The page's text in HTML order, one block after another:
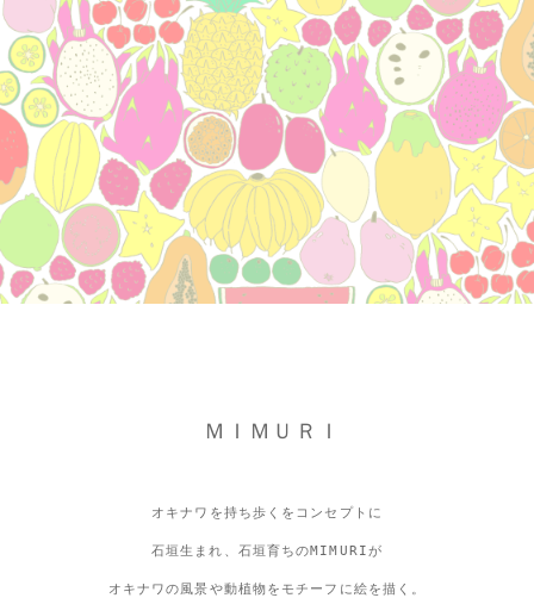
ＭＩＭＵＲＩ
オキナワを持ち歩くをコンセプトに
石垣生まれ、石垣育ちのMIMURIが
オキナワの風景や動植物をモチーフに絵を描く。